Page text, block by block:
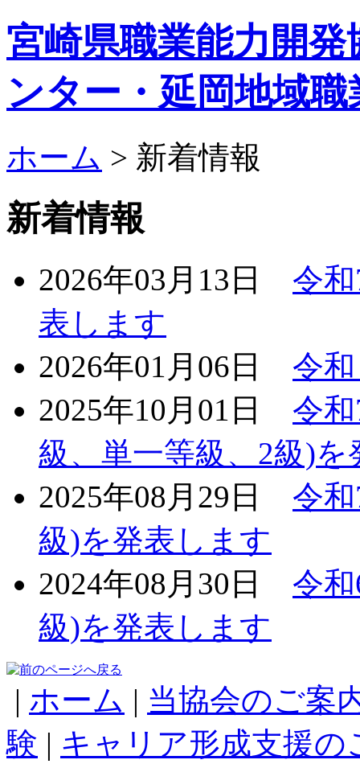
宮崎県職業能力開
ンター・延岡地域
ホーム > 新着情報
新着情報
2026年03月13日 令
表します
2026年01月06日 令
2025年10月01日 令
級、単一等級、2級)
2025年08月29日 令
級)を発表します
2024年08月30日 令
級)を発表します
| ホーム | 当協会のご案
験 | キャリア形成支援の